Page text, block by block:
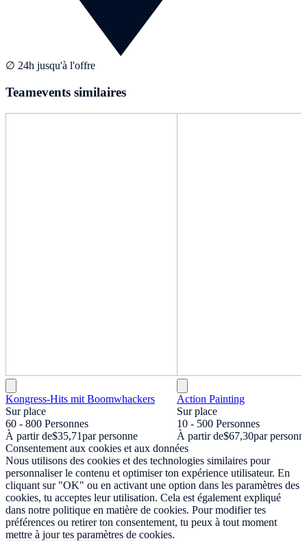
∅ 24h jusqu'à l'offre
Teamevents similaires
Kongress-Hits mit Boomwhackers
Sur place
60 - 800 Personnes
À partir de$35,71par personne
Action Painting
Sur place
10 - 500 Personnes
À partir de$67,30par
Consentement aux cookies et aux données
Nous utilisons des cookies et des technologies similaires pour
personnaliser le contenu et optimiser ton expérience utilisateur. En
cliquant sur "OK" ou en activant une option dans les paramètres des
cookies, tu acceptes leur utilisation. Cela est également expliqué
dans notre politique en matière de cookies. Pour modifier tes
préférences ou retirer ton consentement, tu peux à tout moment
mettre à jour tes paramètres de cookies.